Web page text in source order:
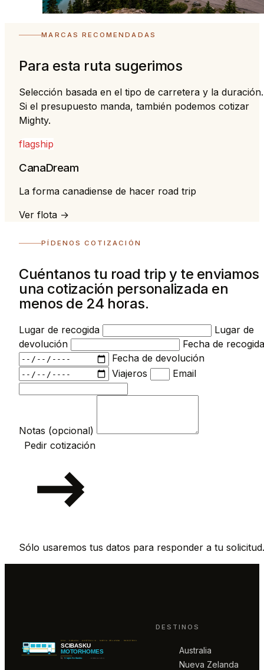
MARCAS RECOMENDADAS
Para esta ruta sugerimos
Selección basada en el tipo de carretera y la duración.
Si el presupuesto manda, también podemos cotizar
Mighty.
flagship
CanaDream
La forma canadiense de hacer road trip
Ver flota →
PÍDENOS COTIZACIÓN
Cuéntanos tu road trip y te enviamos
una cotización personalizada en
menos de 24 horas.
Lugar de recogida
Lugar de
devolución
Fecha de recogida
Fecha de devolución
Viajeros
Email
Notas (opcional)
Pedir cotización
Sólo usaremos tus datos para responder a tu solicitud.
DESTINOS
Australia
Nueva Zelanda